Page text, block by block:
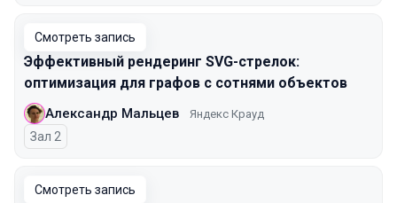
Смотреть запись
Эффективный рендеринг SVG-стрелок:
оптимизация для графов с сотнями объектов
Александр Мальцев Яндекс Крауд
Зал 2
Смотреть запись